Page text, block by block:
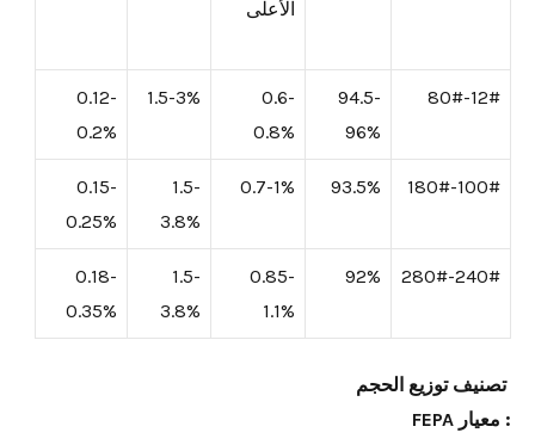
الأعلى
12#-80#
94.5-
96%
0.6-
0.8%
1.5-3%
0.12-
0.2%
100#-180#
93.5%
0.7-1%
1.5-
3.8%
0.15-
0.25%
240#-280#
92%
0.85-
1.1%
1.5-
3.8%
0.18-
0.35%
تصنيف توزيع الحجم
: معيار FEPA